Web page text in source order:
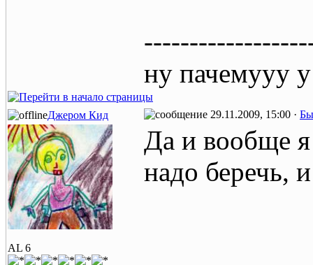
ну пачемууу
Джером Кид 29.11.2009, 15:00 ·
AL 6
Да и вообще
надо беречь,